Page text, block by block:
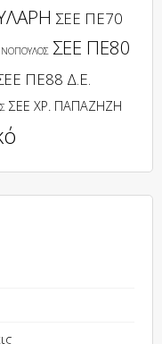
ΣΕΕ ΠΕ70
ΣΕΕ ΠΕ80
ΠΕ88 Δ.Ε.
ΣΕΕ ΧΡ. ΠΑΠΑΖΗΖΗ